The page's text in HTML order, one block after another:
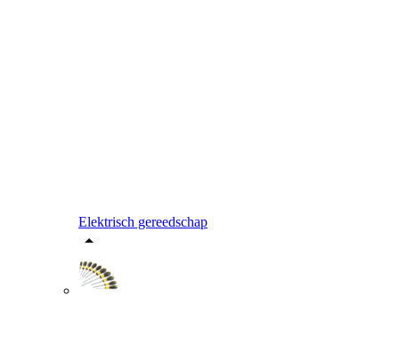
Elektrisch gereedschap